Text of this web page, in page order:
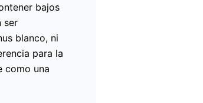
bajos
ser
blanco, ni
para la
como una